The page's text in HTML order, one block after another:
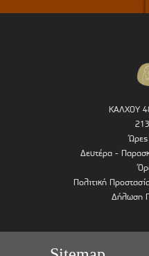
ΚΑΛΧΟΥ
Ώρες
Δευτέρα -
Πολιτική
Δήλωση